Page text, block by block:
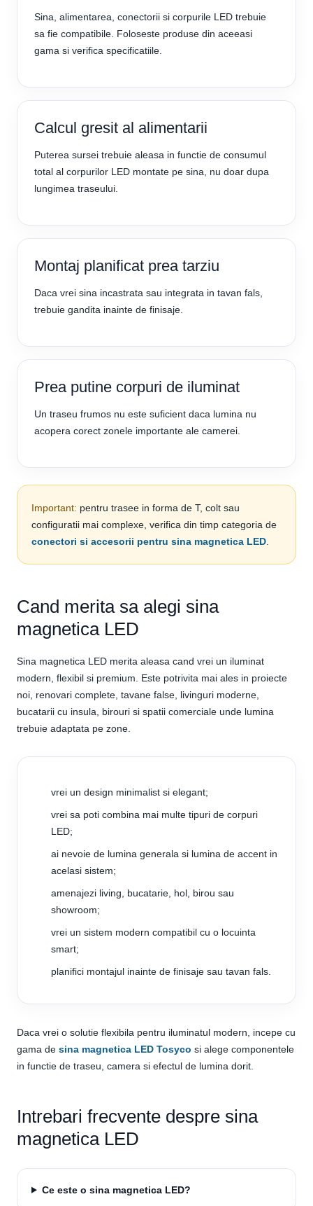
Sina, alimentarea, conectorii si corpurile LED trebuie
sa fie compatibile. Foloseste produse din aceeasi
gama si verifica specificatiile.
Calcul gresit al alimentarii
Puterea sursei trebuie aleasa in functie de consumul
total al corpurilor LED montate pe sina, nu doar dupa
lungimea traseului.
Montaj planificat prea tarziu
Daca vrei sina incastrata sau integrata in tavan fals,
trebuie gandita inainte de finisaje.
Prea putine corpuri de iluminat
Un traseu frumos nu este suficient daca lumina nu
acopera corect zonele importante ale camerei.
Important: pentru trasee in forma de T, colt sau
configuratii mai complexe, verifica din timp categoria de
conectori si accesorii pentru sina magnetica LED
Cand merita sa alegi sina
magnetica LED
Sina magnetica LED merita aleasa cand vrei un iluminat
modern, flexibil si premium. Este potrivita mai ales in proiecte
noi, renovari complete, tavane false, livinguri moderne,
bucatarii cu insula, birouri si spatii comerciale unde lumina
trebuie adaptata pe zone.
vrei un design minimalist si elegant;
vrei sa poti combina mai multe tipuri de corpuri
LED;
ai nevoie de lumina generala si lumina de accent in
acelasi sistem;
amenajezi living, bucatarie, hol, birou sau
showroom;
vrei un sistem modern compatibil cu o locuinta
smart;
planifici montajul inainte de finisaje sau tavan fals.
Daca vrei o solutie flexibila pentru iluminatul modern, incepe cu
gama de sina magnetica LED Tosyco si alege componentele
in functie de traseu, camera si efectul de lumina dorit.
Intrebari frecvente despre sina
magnetica LED
Ce este o sina magnetica LED?